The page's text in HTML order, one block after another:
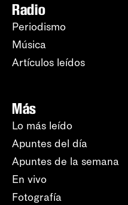
Radio
Periodismo
Música
Artículos leídos
Más
Lo más leído
Apuntes del día
Apuntes de la semana
En vivo
Fotografía